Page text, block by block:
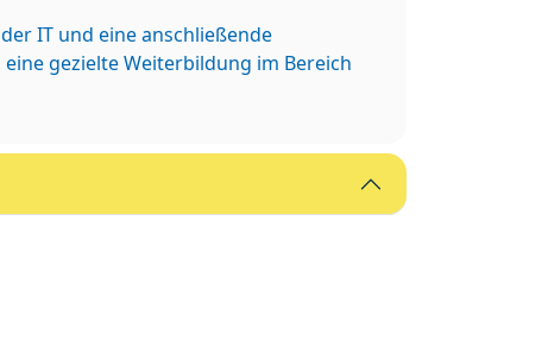
IT und eine anschließende
gezielte Weiterbildung im Bereich